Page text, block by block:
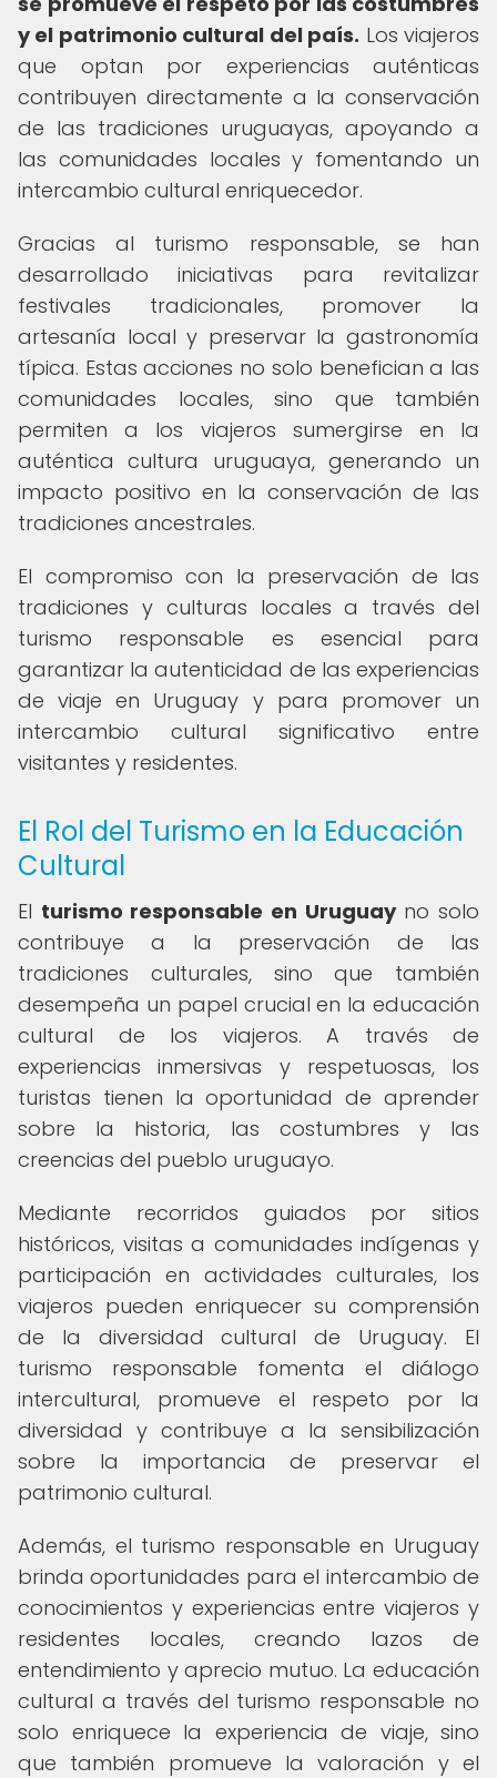
y el patrimonio cultural del país. Los viajeros
que optan por experiencias auténticas
contribuyen directamente a la conservación
de las tradiciones uruguayas, apoyando a
las comunidades locales y fomentando un
intercambio cultural enriquecedor.
Gracias al turismo responsable, se han
desarrollado iniciativas para revitalizar
festivales tradicionales, promover la
artesanía local y preservar la gastronomía
típica. Estas acciones no solo benefician a las
comunidades locales, sino que también
permiten a los viajeros sumergirse en la
auténtica cultura uruguaya, generando un
impacto positivo en la conservación de las
tradiciones ancestrales.
El compromiso con la preservación de las
tradiciones y culturas locales a través del
turismo responsable es esencial para
garantizar la autenticidad de las experiencias
de viaje en Uruguay y para promover un
intercambio cultural significativo entre
visitantes y residentes.
El Rol del Turismo en la Educación
Cultural
El turismo responsable en Uruguayno solo
contribuye a la preservación de las
tradiciones culturales, sino que también
desempeña un papel crucial en la educación
cultural de los viajeros. A través de
experiencias inmersivas y respetuosas, los
turistas tienen la oportunidad de aprender
sobre la historia, las costumbres y las
creencias del pueblo uruguayo.
Mediante recorridos guiados por sitios
históricos, visitas a comunidades indígenas y
participación en actividades culturales, los
viajeros pueden enriquecer su comprensión
de la diversidad cultural de Uruguay. El
turismo responsable fomenta el diálogo
intercultural, promueve el respeto por la
diversidad y contribuye a la sensibilización
sobre la importancia de preservar el
patrimonio cultural.
Además, el turismo responsable en Uruguay
brinda oportunidades para el intercambio de
conocimientos y experiencias entre viajeros y
residentes locales, creando lazos de
entendimiento y aprecio mutuo. La educación
cultural a través del turismo responsable no
solo enriquece la experiencia de viaje, sino
que también promueve la valoración y el